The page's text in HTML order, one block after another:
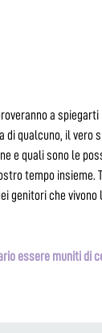
a
qualcuno, il vero
e quali sono le
tempo insieme.
genitori che
essere muniti di